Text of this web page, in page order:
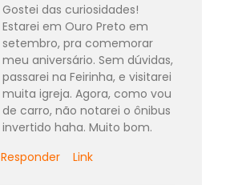
Gostei das curiosidades!
Estarei em Ouro Preto em
setembro, pra comemorar
meu aniversário. Sem dúvidas,
passarei na Feirinha, e visitarei
muita igreja. Agora, como vou
de carro, não notarei o ônibus
invertido haha. Muito bom.
Responder
Link